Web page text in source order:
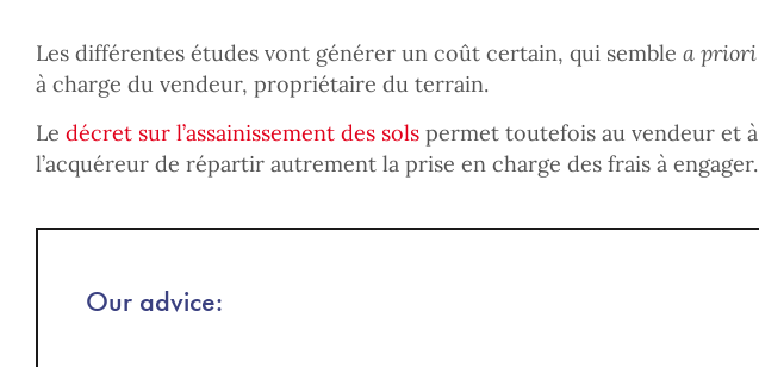
Les différentes études vont générer un coût certain, qui semble a priori
à charge du vendeur, propriétaire du terrain.
Le décret sur l’assainissement des sols permet toutefois au vendeur et à
l’acquéreur de répartir autrement la prise en charge des frais à engager.
Our advice: